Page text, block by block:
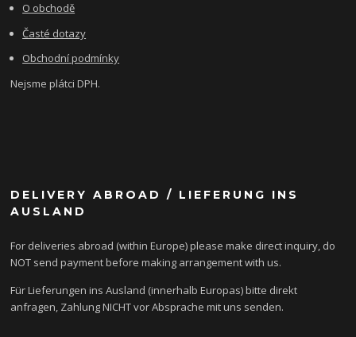
O obchodě
Časté dotazy
Obchodní podmínky
Nejsme plátci DPH.
DELIVERY ABROAD / LIEFERUNG INS
AUSLAND
For deliveries abroad (within Europe) please make direct inquiry, do
NOT send payment before making arrangement with us.
Für Lieferungen ins Ausland (innerhalb Europas) bitte direkt
anfragen, Zahlung NICHT vor Absprache mit uns senden.